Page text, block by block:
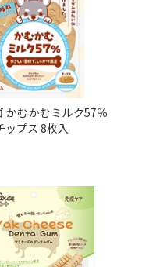
かむかむミルク57％
ップス 8枚入